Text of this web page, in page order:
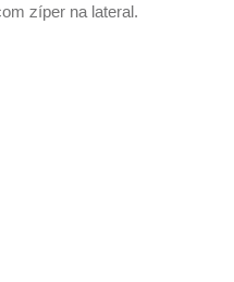
zíper na lateral.